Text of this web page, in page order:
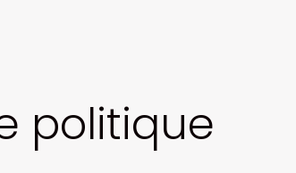
politique